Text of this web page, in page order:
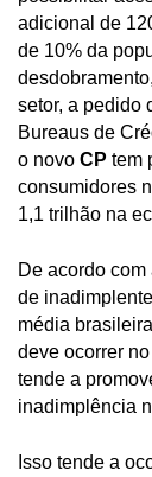
adicional de
de 10% da
setor, a pedido
Bureaus de
o novo CP tem
consumidores
1,1 trilhão na
De acordo
de
média
deve ocorrer
tende a
inadimplência
Isso tende a